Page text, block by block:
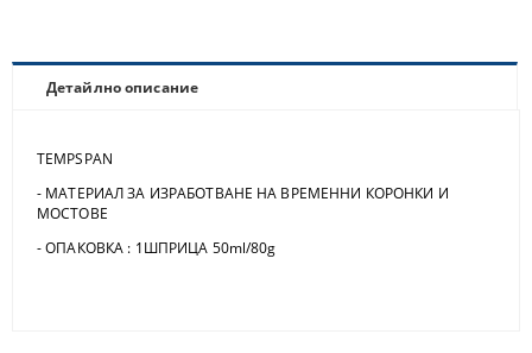
Детайлно описание
TEMPSPAN
- МАТЕРИАЛ ЗА ИЗРАБОТВАНЕ НА ВРЕМЕННИ КОРОНКИ И
МОСТОВЕ
- ОПАКОВКА : 1ШПРИЦА 50ml/80g